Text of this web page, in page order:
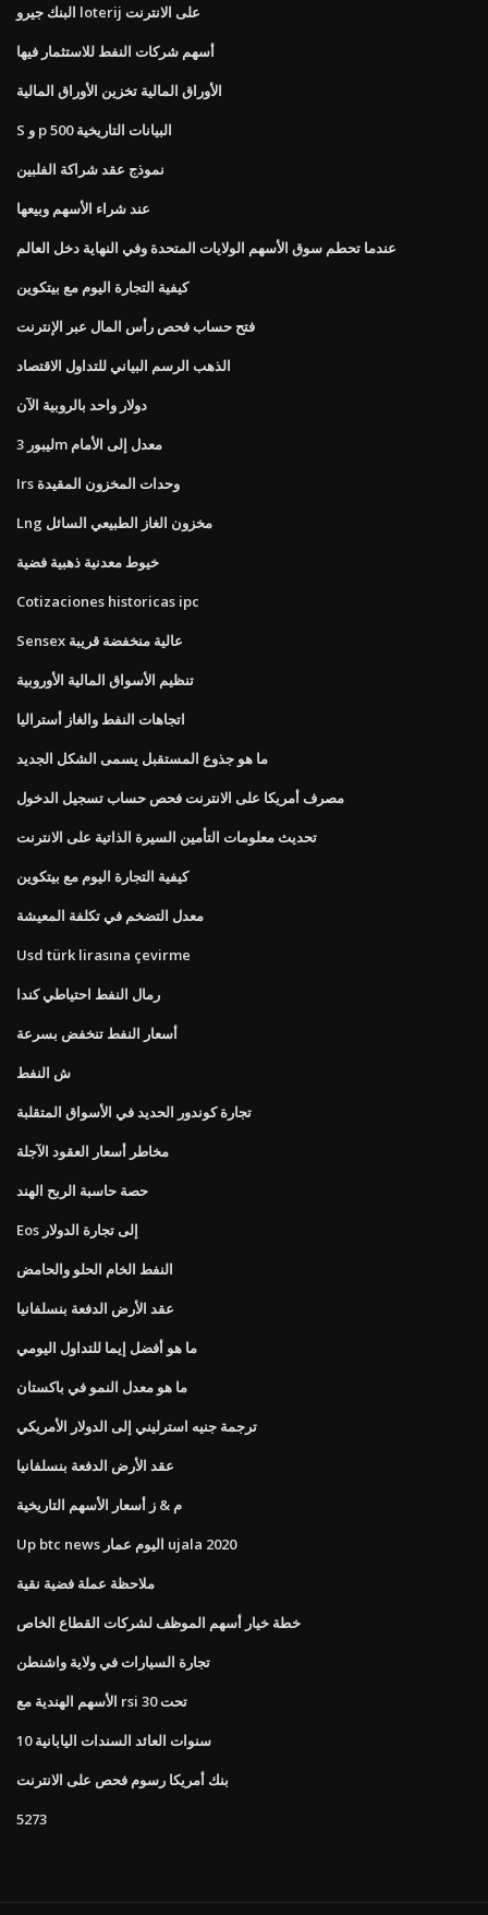
البنك جيرو loterij على الانترنت
أسهم شركات النفط للاستثمار فيها
الأوراق المالية تخزين الأوراق المالية
S و p 500 البيانات التاريخية
نموذج عقد شراكة الفلبين
عند شراء الأسهم وبيعها
عندما تحطم سوق الأسهم الولايات المتحدة وفي النهاية دخل العالم
كيفية التجارة اليوم مع بيتكوين
فتح حساب فحص رأس المال عبر الإنترنت
الذهب الرسم البياني للتداول الاقتصاد
دولار واحد بالروبية الآن
ليبور 3m معدل إلى الأمام
Irs وحدات المخزون المقيدة
Lng مخزون الغاز الطبيعي السائل
خيوط معدنية ذهبية فضية
Cotizaciones historicas ipc
Sensex عالية منخفضة قريبة
تنظيم الأسواق المالية الأوروبية
اتجاهات النفط والغاز أستراليا
ما هو جذوع المستقبل يسمى الشكل الجديد
مصرف أمريكا على الانترنت فحص حساب تسجيل الدخول
تحديث معلومات التأمين السيرة الذاتية على الانترنت
كيفية التجارة اليوم مع بيتكوين
معدل التضخم في تكلفة المعيشة
Usd türk lirasına çevirme
رمال النفط احتياطي كندا
أسعار النفط تنخفض بسرعة
ش النفط
تجارة كوندور الحديد في الأسواق المتقلبة
مخاطر أسعار العقود الآجلة
حصة حاسبة الربح الهند
Eos إلى تجارة الدولار
النفط الخام الحلو والحامض
عقد الأرض الدفعة بنسلفانيا
ما هو أفضل إيما للتداول اليومي
ما هو معدل النمو في باكستان
ترجمة جنيه استرليني إلى الدولار الأمريكي
عقد الأرض الدفعة بنسلفانيا
م & ز أسعار الأسهم التاريخية
Up btc news اليوم عمار ujala 2020
ملاحظة عملة فضية نقية
خطة خيار أسهم الموظف لشركات القطاع الخاص
تجارة السيارات في ولاية واشنطن
الأسهم الهندية مع rsi تحت 30
10 سنوات العائد السندات اليابانية
بنك أمريكا رسوم فحص على الانترنت
5273